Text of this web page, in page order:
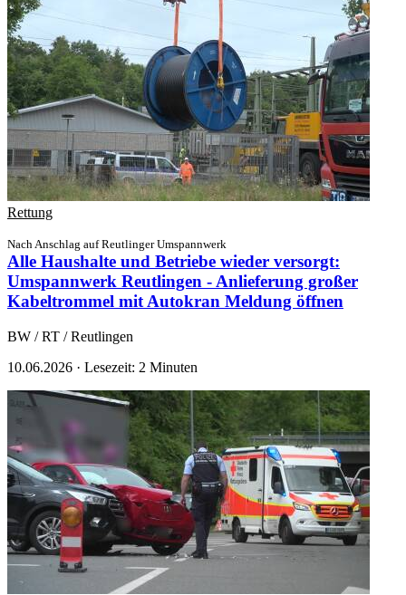
Rettung
Nach Anschlag auf Reutlinger Umspannwerk
Alle Haushalte und Betriebe wieder versorgt:
Umspannwerk Reutlingen - Anlieferung großer
Kabeltrommel mit Autokran Meldung öffnen
BW / RT / Reutlingen
10.06.2026 · Lesezeit: 2 Minuten